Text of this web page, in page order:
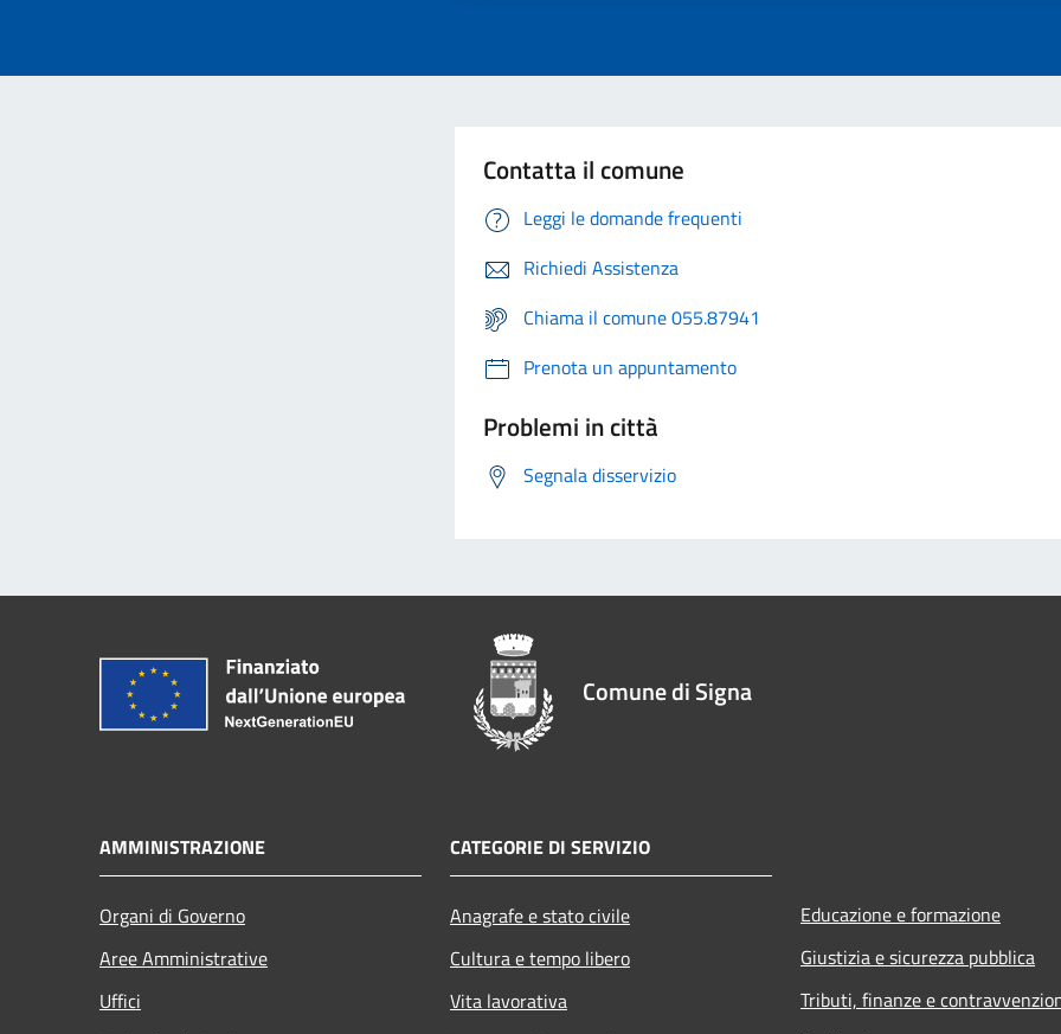
Contatta il comune
Leggi le domande frequenti
Richiedi Assistenza
Chiama il comune 055.87941
Prenota un appuntamento
Problemi in città
Segnala disservizio
Comune di Signa
AMMINISTRAZIONE
Organi di Governo
Aree Amministrative
Uffici
CATEGORIE DI SERVIZIO
Anagrafe e stato civile
Cultura e tempo libero
Vita lavorativa
Educazione e formazione
Giustizia e sicurezza pubblica
Tributi, finanze e